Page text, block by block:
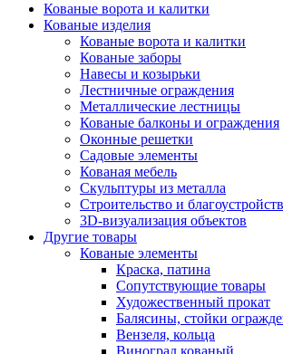
Кованые ворота и калитки
Кованые изделия
Кованые ворота и калитки
Кованые заборы
Навесы и козырьки
Лестничные ограждения
Металлические лестницы
Кованые балконы и ограждения
Оконные решетки
Садовые элементы
Кованая мебель
Скульптуры из металла
Строительство и
3D-визуализация объектов
Другие товары
Кованые элементы
Краска, патина
Сопутствующие товары
Художественный прокат
Балясины, стойки
Вензеля, кольца